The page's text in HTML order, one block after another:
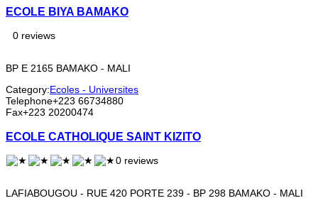
ECOLE BIYA BAMAKO
0 reviews
BP E 2165 BAMAKO - MALI
Category:Ecoles - Universites
Telephone+223 66734880
Fax+223 20200474
ECOLE CATHOLIQUE SAINT KIZITO
0 reviews
LAFIABOUGOU - RUE 420 PORTE 239 - BP 298 BAMAKO - MALI